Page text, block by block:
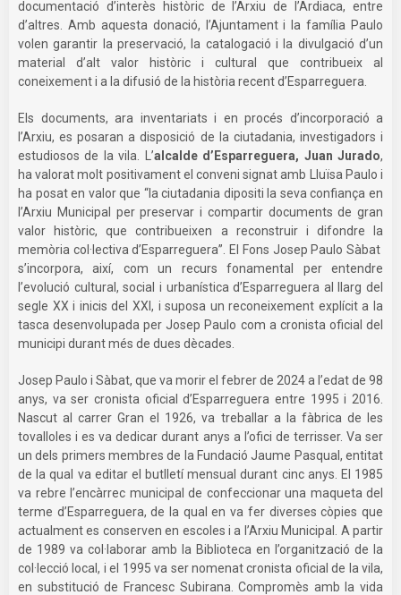
documentació d’interès històric de l’Arxiu de l’Ardiaca, entre
d’altres. Amb aquesta donació, l’Ajuntament i la família Paulo
volen garantir la preservació, la catalogació i la divulgació d’un
material d’alt valor històric i cultural que contribueix al
coneixement i a la difusió de la història recent d’Esparreguera.
Els documents, ara inventariats i en procés d’incorporació a
l’Arxiu, es posaran a disposició de la ciutadania, investigadors i
estudiosos de la vila. L’alcalde d’Esparreguera, Juan Jurado,
ha valorat molt positivament el conveni signat amb Lluïsa Paulo i
ha posat en valor que “la ciutadania dipositi la seva confiança en
l’Arxiu Municipal per preservar i compartir documents de gran
valor històric, que contribueixen a reconstruir i difondre la
memòria col·lectiva d’Esparreguera”. El Fons Josep Paulo Sàbat
s’incorpora, així, com un recurs fonamental per entendre
l’evolució cultural, social i urbanística d’Esparreguera al llarg del
segle XX i inicis del XXI, i suposa un reconeixement explícit a la
tasca desenvolupada per Josep Paulo com a cronista oficial del
municipi durant més de dues dècades.
Josep Paulo i Sàbat, que va morir el febrer de 2024 a l’edat de 98
anys, va ser cronista oficial d’Esparreguera entre 1995 i 2016.
Nascut al carrer Gran el 1926, va treballar a la fàbrica de les
tovalloles i es va dedicar durant anys a l’ofici de terrisser. Va ser
un dels primers membres de la Fundació Jaume Pasqual, entitat
de la qual va editar el butlletí mensual durant cinc anys. El 1985
va rebre l’encàrrec municipal de confeccionar una maqueta del
terme d’Esparreguera, de la qual en va fer diverses còpies que
actualment es conserven en escoles i a l’Arxiu Municipal. A partir
de 1989 va col·laborar amb la Biblioteca en l’organització de la
col·lecció local, i el 1995 va ser nomenat cronista oficial de la vila,
en substitució de Francesc Subirana. Compromès amb la vida